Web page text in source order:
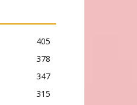
405
378
347
315